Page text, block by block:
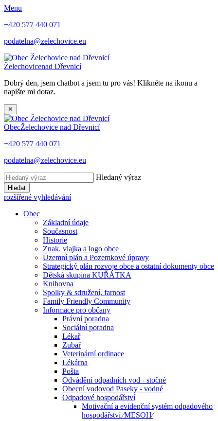
Menu
+420 577 440 071
podatelna@zelechovice.eu
Želechovicenad Dřevnicí
Dobrý den, jsem chatbot a jsem tu pro vás! Klikněte na ikonu a
napište mi dotaz.
✕
ObecŽelechovice nad Dřevnicí
+420 577 440 071
podatelna@zelechovice.eu
Hledaný výraz
Hledat
rozšířené vyhledávání
Obec
Základní údaje
Současnost
Historie
Znak, vlajka a logo obce
Územní plán a Pozemkové úpravy
Strategický plán rozvoje obce a ostatní dokumenty obce
Dětská skupina KUŘÁTKA
Knihovna
Spolky & sdružení, farnost
Family Friendly Community
Informace pro občany
Právní poradna
Sociální poradna
Lékař
Zubař
Veterinární ordinace
Lékárna
Pošta
Odvádění odpadních vod - stočné
Obecní vodovod Paseky - vodné
Odpadové hospodářství
Motivační a evidenční systém odpadového
hospodářství ⁄MESOH⁄